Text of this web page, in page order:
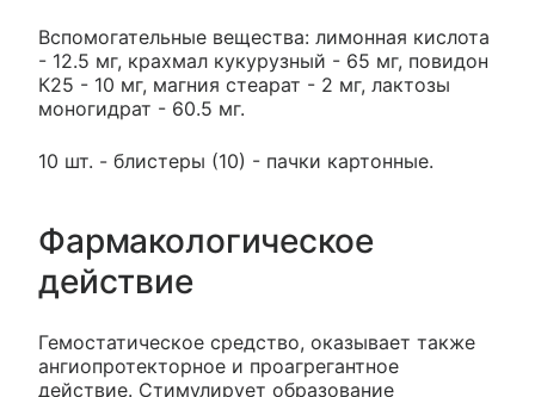
Вспомогательные вещества: лимонная кислота
- 12.5 мг, крахмал кукурузный - 65 мг, повидон
К25 - 10 мг, магния стеарат - 2 мг, лактозы
моногидрат - 60.5 мг.
10 шт. - блистеры (10) - пачки картонные.
Фармакологическое
действие
Гемостатическое средство, оказывает также
ангиопротекторное и проагрегантное
действие. Стимулирует образование